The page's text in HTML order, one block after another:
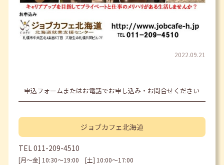
2022.09.21
申込フォームまたはお電話でお申し込み・お問合せください
ジョブカフェ北海道
TEL 011-209-4510
[月〜金] 10:30〜19:00 [土] 10:00〜17:00